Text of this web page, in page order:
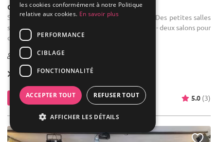
Château
Salle des fêtes : Une grande salle de réception Des petites salles
supplémentaires sont mises à votre disposition : - deux salons pour
que les marié puissent se préparer / prendre ...
4-120 14 max
Forfait dès200 € / pers.
Contacter 5.0 (3)
les cookies conformément à notre Politique
relative aux cookies. En savoir plus
PERFORMANCE
CIBLAGE
FONCTIONNALITÉ
ACCEPTER TOUT REFUSER TOUT
AFFICHER LES DÉTAILS